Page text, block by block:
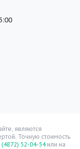
являются
Точную стоимость
(4872) 52-04-54или на